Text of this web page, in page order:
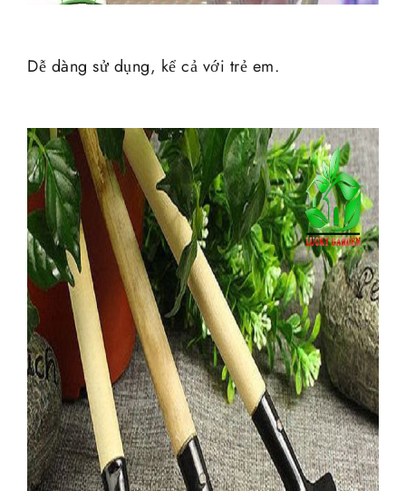
Dễ dàng sử dụng, kể cả với trẻ em.